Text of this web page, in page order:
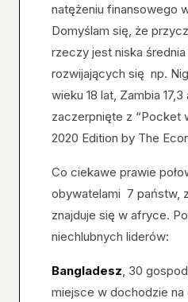
natężeniu finansowego
Domyślam się, że
rzeczy jest niska
rozwijających się np.
wieku 18 lat, Zambia
zaczerpnięte z “Pocket
2020 Edition by The
Co ciekawe prawie
obywatelami 7 państw,
znajduje się w afryce.
niechlubnych liderów:
Bangladesz , 30
miejsce w dochodzie na